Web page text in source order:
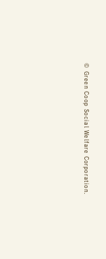
©
Green Coop Social Welfare Corporation.